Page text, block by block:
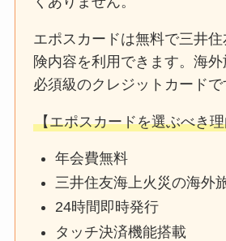
エポスカードは無料で三井
険内容を利用できます。海
必須級のクレジットカードで
【エポスカードを選ぶべき
年会費無料
三井住友海上火災の海外
24時間即時発行
タッチ決済機能搭載